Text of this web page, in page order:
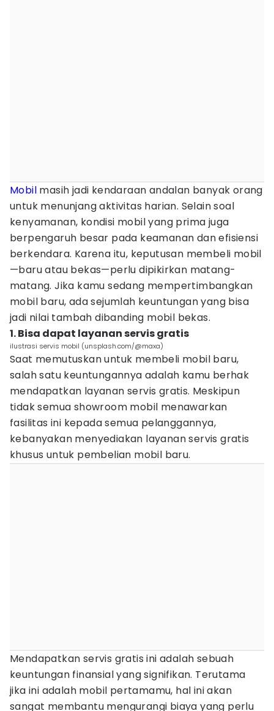
Mobil masih jadi kendaraan andalan banyak orang
untuk menunjang aktivitas harian. Selain soal
kenyamanan, kondisi mobil yang prima juga
berpengaruh besar pada keamanan dan efisiensi
berkendara. Karena itu, keputusan membeli mobil
—baru atau bekas—perlu dipikirkan matang-
matang. Jika kamu sedang mempertimbangkan
mobil baru, ada sejumlah keuntungan yang bisa
jadi nilai tambah dibanding mobil bekas.
1. Bisa dapat layanan servis gratis
ilustrasi servis mobil (unsplash.com/@maxa)
Saat memutuskan untuk membeli mobil baru,
salah satu keuntungannya adalah kamu berhak
mendapatkan layanan servis gratis. Meskipun
tidak semua showroom mobil menawarkan
fasilitas ini kepada semua pelanggannya,
kebanyakan menyediakan layanan servis gratis
khusus untuk pembelian mobil baru.
Mendapatkan servis gratis ini adalah sebuah
keuntungan finansial yang signifikan. Terutama
jika ini adalah mobil pertamamu, hal ini akan
sangat membantu mengurangi biaya yang perlu